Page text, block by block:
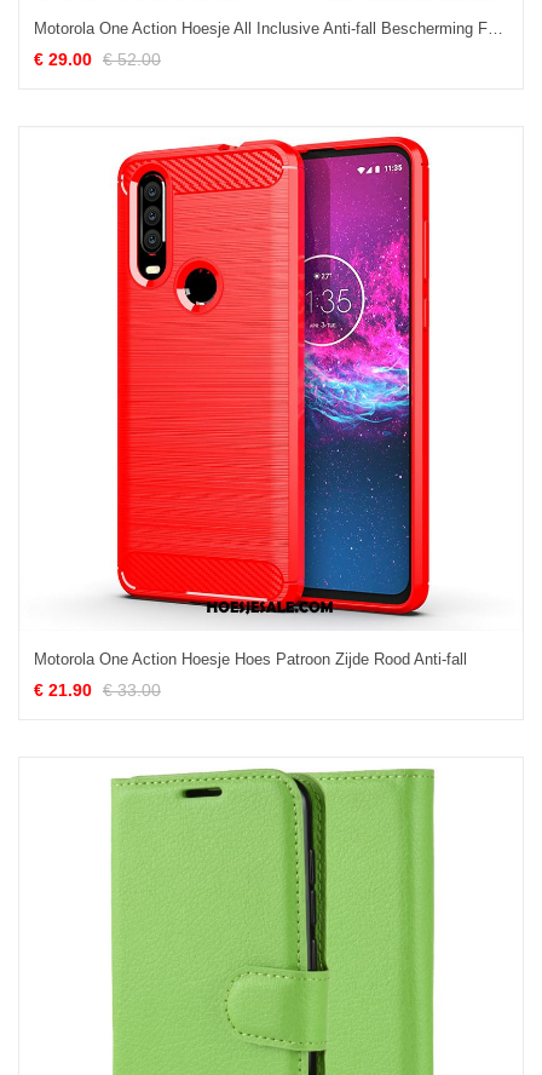
Motorola One Action Hoesje All Inclusive Anti-fall Bescherming Folio Hoes Goedkoop
€ 29.00 € 52.00
Motorola One Action Hoesje Hoes Patroon Zijde Rood Anti-fall
€ 21.90 € 33.00